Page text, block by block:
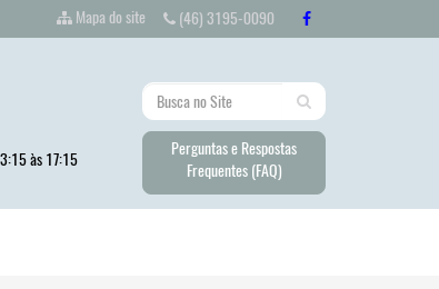
Mapa do site (46) 3195-0090
às 17:15
Perguntas e Respostas
Frequentes (FAQ)